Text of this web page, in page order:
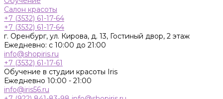
Салон красоты
+7 (3532) 61-17-64
+7 (3532) 61-17-64
г. Оренбург, ул. Кирова, д. 13, Гостиный двор, 2 этаж
Ежедневно: с 10:00 до 21:00
info@shopiris.ru
+7 (3532) 61-17-61
Обучение в студии красоты Iris
Ежедневно 10:00 - 21:00
info@iris56.ru